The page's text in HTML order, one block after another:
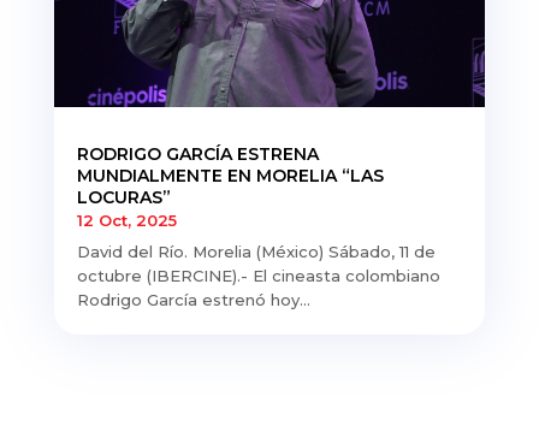
RODRIGO GARCÍA ESTRENA
MUNDIALMENTE EN MORELIA “LAS
LOCURAS”
12 Oct, 2025
David del Río. Morelia (México) Sábado, 11 de
octubre (IBERCINE).- El cineasta colombiano
Rodrigo García estrenó hoy...